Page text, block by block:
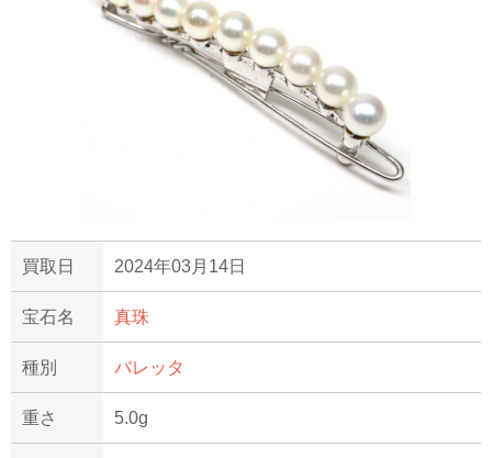
買取日 2024年03月14日
宝石名 真珠
種別 バレッタ
重さ 5.0g